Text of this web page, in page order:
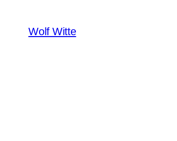
Inhalt
springen
Wolf Witte